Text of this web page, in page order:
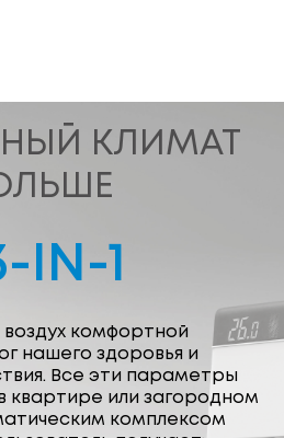
КЛИМАТ
IN-1
комфортной
нашего здоровья и
Все эти параметры
квартире или загородном
комплексом